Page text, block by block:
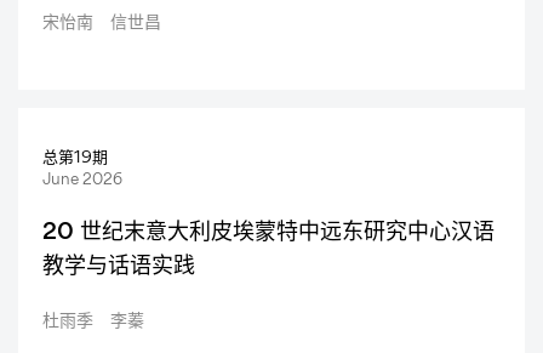
宋怡南 信世昌
总第19期
June 2026
20 世纪末意大利皮埃蒙特中远东研究中心汉语
教学与话语实践
杜雨季 李蓁